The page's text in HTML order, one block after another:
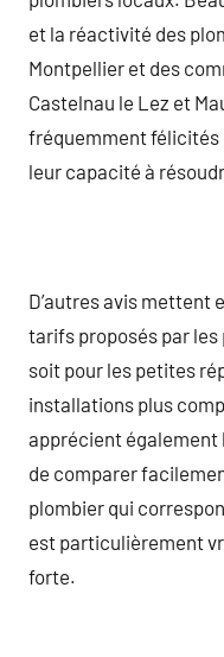
et la réactivité des
Montpellier et des
Castelnau le Lez et
fréquemment félicités
leur capacité à
D’autres avis mettent
tarifs proposés par les
soit pour les petites
installations plus
apprécient également
de comparer
plombier qui
est particulièrement
forte.